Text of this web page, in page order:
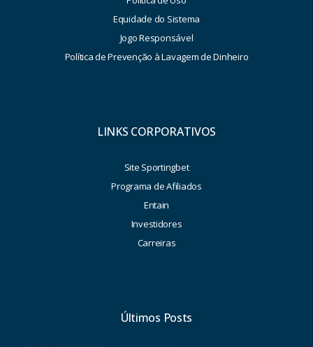
Equidade do Sistema
Jogo Responsável
Política de Prevenção à Lavagem de Dinheiro
LINKS CORPORATIVOS
Site Sportingbet
Programa de Afiliados
Entain
Investidores
Carreiras
Últimos Posts